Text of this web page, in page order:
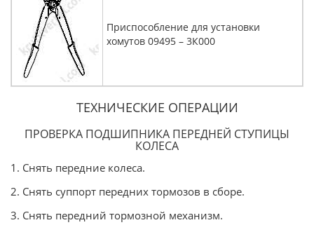
Приспособление для установки
хомутов 09495 – 3К000
ТЕХНИЧЕСКИЕ ОПЕРАЦИИ
ПРОВЕРКА ПОДШИПНИКА ПЕРЕДНЕЙ СТУПИЦЫ
КОЛЕСА
1. Снять передние колеса.
2. Снять суппорт передних тормозов в сборе.
3. Снять передний тормозной механизм.